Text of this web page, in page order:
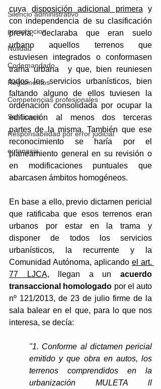
Silencio administrativo
prescripcion
Nulidad
Codemandado
Reglamentos
Competencias profesionales
Sanciones
Responsabilidad por error judicial
eutanasia
cuya disposición adicional primera y
con independencia de su clasificación
previa, declaraba que eran suelo
urbano aquellos terrenos que
estuviesen integrados o conformasen
trama urbana  y que, bien reuniesen
todos los servicios urbanísticos, bien
faltando alguno de ellos tuviesen la
ordenación consolidada por ocupar la
edificación al menos dos terceras
partes de la misma. También que ese
reconocimiento se haría por el
planeamiento general en su revisión o
en modificaciones puntuales que
abarcasen ámbitos homogéneos.
En base a ello, previo dictamen pericial
que ratificaba que esos terrenos eran
urbanos por estar en la trama y
disponer de todos los servicios
urbanísticos, la recurrente y la
Comunidad Autónoma, aplicando el art.
77 LJCA, llegan a un acuerdo
transaccional homologado por el auto
nº 121/2013, de 23 de julio firme de la
sala balear en el que, para lo que nos
interesa, se decía:
"1. Conforme al dictamen pericial
emitido y que obra en autos, los
terrenos comprendidos en la
urbanización MULETA ll